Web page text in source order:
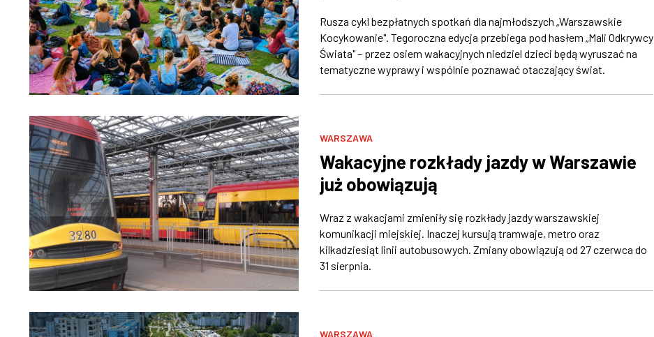
Rusza cykl bezpłatnych spotkań dla najmłodszych „Warszawskie
Kocykowanie". Tegoroczna edycja przebiega pod hasłem „Mali Odkrywcy
Świata" – przez osiem wakacyjnych niedziel dzieci będą wyruszać na
tematyczne wyprawy i wspólnie poznawać otaczający świat.
WARSZAWA
Wakacyjne rozkłady jazdy w Warszawie
już obowiązują
Wraz z wakacjami zmieniły się rozkłady jazdy warszawskiej
komunikacji miejskiej. Inaczej kursują tramwaje, metro oraz
kilkadziesiąt linii autobusowych. Zmiany obowiązują od 27 czerwca do
31 sierpnia.
WARSZAWA